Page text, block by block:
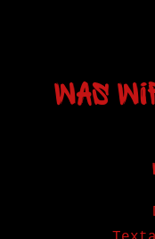
Was